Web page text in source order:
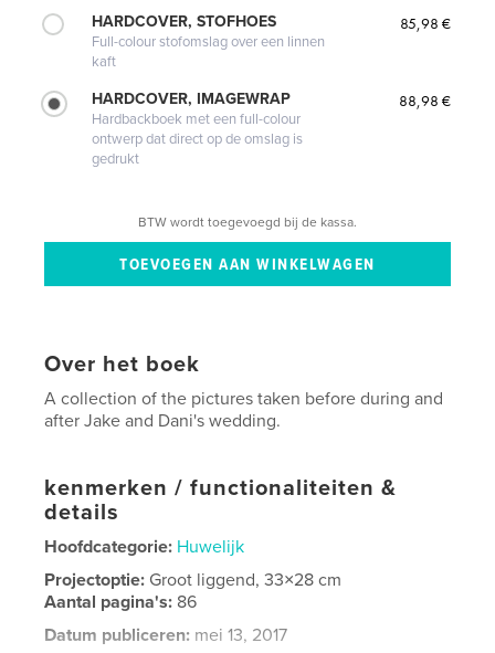
HARDCOVER, STOFHOES
Full-colour stofomslag over een linnen
kaft
85,98 €
HARDCOVER, IMAGEWRAP
Hardbackboek met een full-colour
ontwerp dat direct op de omslag is
gedrukt
88,98 €
BTW wordt toegevoegd bij de kassa.
Over het boek
A collection of the pictures taken before during and
after Jake and Dani's wedding.
kenmerken / functionaliteiten &
details
Hoofdcategorie: Huwelijk
Projectoptie: Groot liggend, 33×28 cm
Aantal pagina's: 86
Datum publiceren: mei 13, 2017